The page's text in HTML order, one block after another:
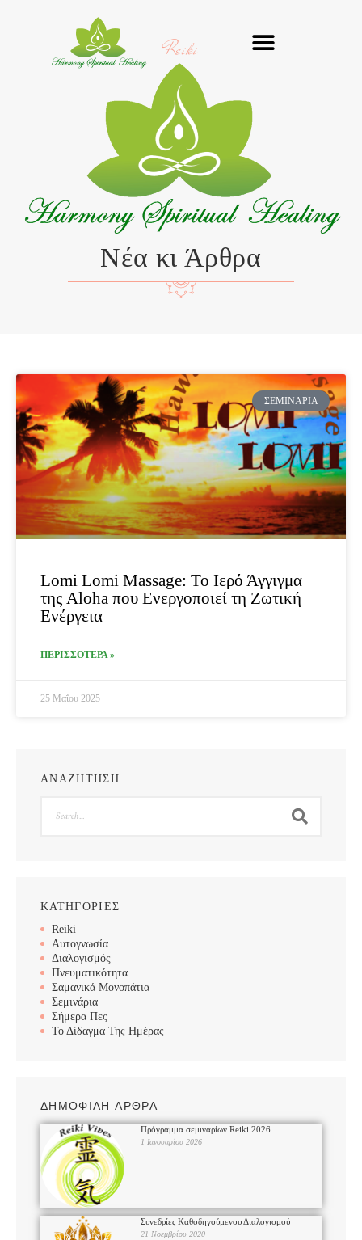
Reiki
Νέα κι Άρθρα
ΣΕΜΙΝΆΡΙΑ
Lomi Lomi Massage: Το Ιερό Άγγιγμα
της Aloha που Ενεργοποιεί τη Ζωτική
Ενέργεια
ΠΕΡΙΣΣΟΤΕΡΑ »
25 Μαΐου 2025
ΑΝΑΖΗΤΗΣΗ
ΚΑΤΗΓΟΡΙΕΣ
Reiki
Αυτογνωσία
Διαλογισμός
Πνευματικότητα
Σαμανικά Μονοπάτια
Σεμινάρια
Σήμερα Πες
Το Δίδαγμα Της Ημέρας
ΔΗΜΟΦΙΛΗ ΑΡΘΡΑ
Πρόγραμμα σεμιναρίων Reiki 2026
1 Ιανουαρίου 2026
Συνεδρίες Καθοδηγούμενου Διαλογισμού
21 Νοεμβρίου 2020